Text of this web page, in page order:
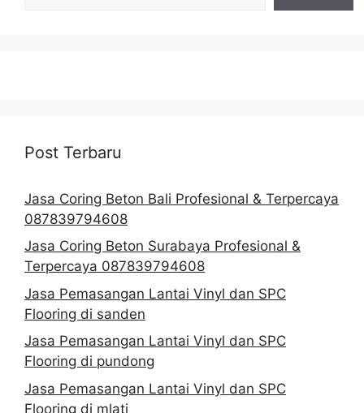
Post Terbaru
Jasa Coring Beton Bali Profesional & Terpercaya
087839794608
Jasa Coring Beton Surabaya Profesional &
Terpercaya 087839794608
Jasa Pemasangan Lantai Vinyl dan SPC
Flooring di sanden
Jasa Pemasangan Lantai Vinyl dan SPC
Flooring di pundong
Jasa Pemasangan Lantai Vinyl dan SPC
Flooring di mlati